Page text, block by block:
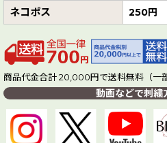
ネコポス 250円
商品代金合計 20,000円で送料無料（一
動画などで刺繍